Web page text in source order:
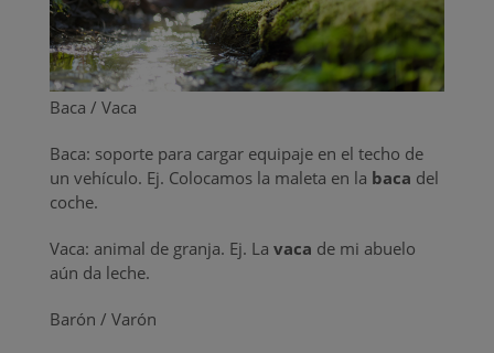
Baca / Vaca
Baca: soporte para cargar equipaje en el techo de
un vehículo. Ej. Colocamos la maleta en la baca del
coche.
Vaca: animal de granja. Ej. La vaca de mi abuelo
aún da leche.
Barón / Varón